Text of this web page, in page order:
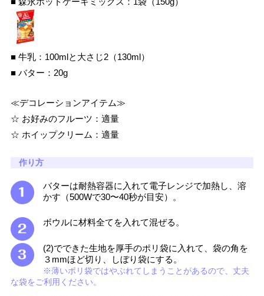
■ 牛乳：100mlと大さじ2（130ml）
■ バター：20g
≪デコレーションアイテム≫
☆ お好みのフルーツ：適量
☆ ホイップクリーム：適量
作り方
バターは耐熱容器に入れて電子レンジで加熱し、溶
かす（500Wで30〜40秒が目安）。
ボウルに材料全てを入れて混ぜる。
(2)でできた生地を厚手のポリ袋に入れて、袋の角を
３mmほど切り、しぼり袋にする。
※薄いポリ袋ではやぶれてしまうことがあるので、丈夫
な袋をご利用ください。